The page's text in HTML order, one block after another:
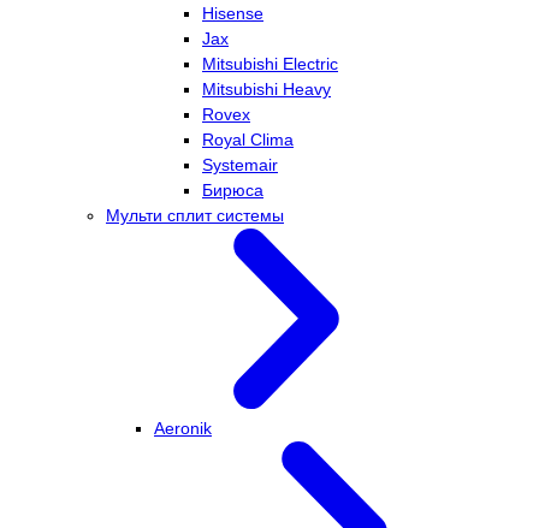
Hisense
Jax
Mitsubishi Electric
Mitsubishi Heavy
Rovex
Royal Clima
Systemair
Бирюса
Мульти сплит системы
Aeronik